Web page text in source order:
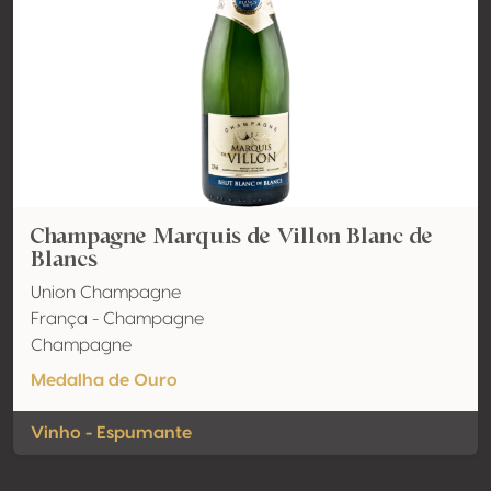
Champagne Marquis de Villon Blanc de
Blancs
Union Champagne
França - Champagne
Champagne
Medalha de Ouro
Vinho - Espumante